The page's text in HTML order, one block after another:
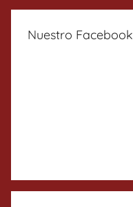
Nuestro Facebook